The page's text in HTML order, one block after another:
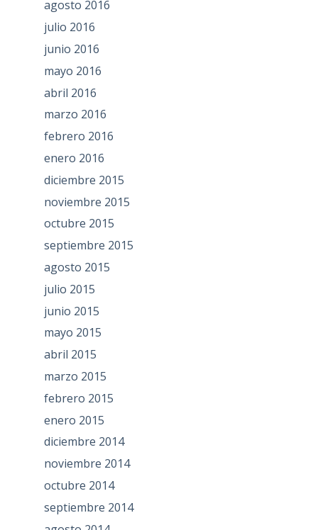
agosto 2016
julio 2016
junio 2016
mayo 2016
abril 2016
marzo 2016
febrero 2016
enero 2016
diciembre 2015
noviembre 2015
octubre 2015
septiembre 2015
agosto 2015
julio 2015
junio 2015
mayo 2015
abril 2015
marzo 2015
febrero 2015
enero 2015
diciembre 2014
noviembre 2014
octubre 2014
septiembre 2014